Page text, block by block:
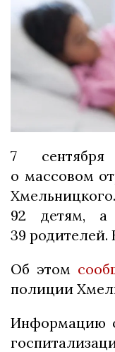
7 сентября
о массовом
92 детям, а
39 родителей.
Об этом
полиции
Информацию